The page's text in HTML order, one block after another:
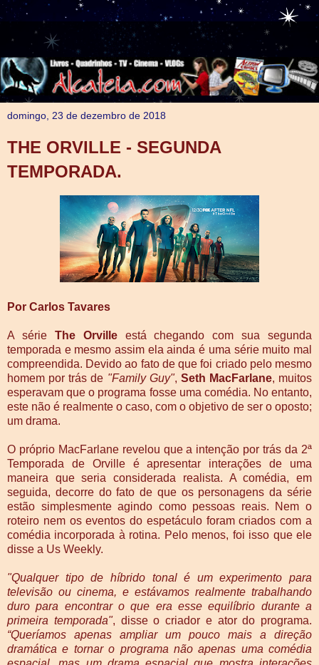
domingo, 23 de dezembro de 2018
THE ORVILLE - SEGUNDA
TEMPORADA.
Por Carlos Tavares
A série The Orvilleestá chegando com sua segunda
temporada e mesmo assim ela ainda é uma série muito mal
compreendida. Devido ao fato de que foi criado pelo mesmo
homem por trás de "Family Guy", Seth MacFarlane, muitos
esperavam que o programa fosse uma comédia. No entanto,
este não é realmente o caso, com o objetivo de ser o oposto;
um drama.
O próprio MacFarlane revelou que a intenção por trás da 2ª
Temporada de Orville é apresentar interações de uma
maneira que seria considerada realista. A comédia, em
seguida, decorre do fato de que os personagens da série
estão simplesmente agindo como pessoas reais. Nem o
roteiro nem os eventos do espetáculo foram criados com a
comédia incorporada à rotina. Pelo menos, foi isso que ele
disse a Us Weekly.
"Qualquer tipo de híbrido tonal é um experimento para
televisão ou cinema, e estávamos realmente trabalhando
duro para encontrar o que era esse equilíbrio durante a
primeira temporada", disse o criador e ator do programa.
“Queríamos apenas ampliar um pouco mais a direção
dramática e tornar o programa não apenas uma comédia